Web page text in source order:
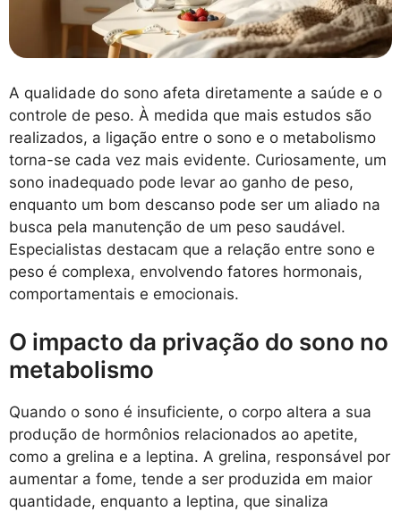
A qualidade do sono afeta diretamente a saúde e o
controle de peso. À medida que mais estudos são
realizados, a ligação entre o sono e o metabolismo
torna-se cada vez mais evidente. Curiosamente, um
sono inadequado pode levar ao ganho de peso,
enquanto um bom descanso pode ser um aliado na
busca pela manutenção de um peso saudável.
Especialistas destacam que a relação entre sono e
peso é complexa, envolvendo fatores hormonais,
comportamentais e emocionais.
O impacto da privação do sono no
metabolismo
Quando o sono é insuficiente, o corpo altera a sua
produção de hormônios relacionados ao apetite,
como a grelina e a leptina. A grelina, responsável por
aumentar a fome, tende a ser produzida em maior
quantidade, enquanto a leptina, que sinaliza